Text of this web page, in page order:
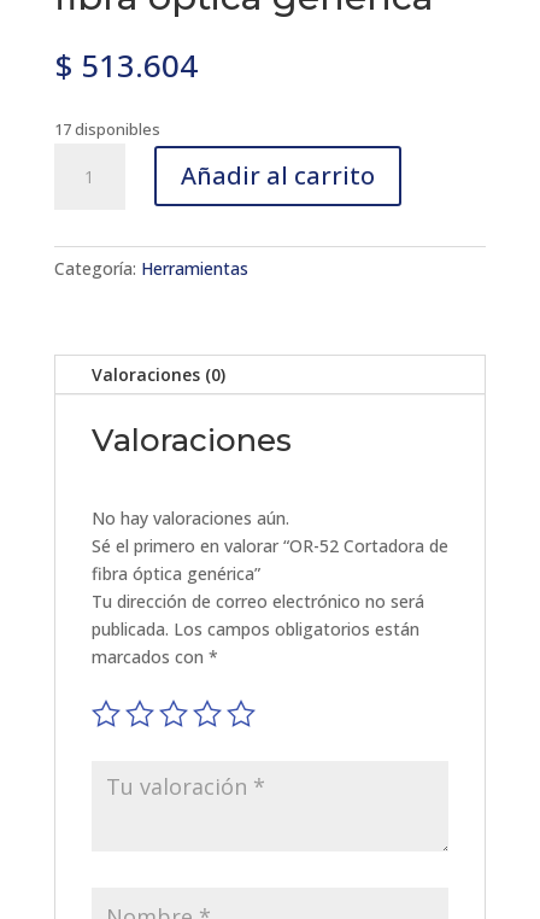
$ 513.604
17 disponibles
fibra
cantidad
Añadir al carrito
Categoría: Herramientas
Valoraciones (0)
Valoraciones
No hay valoraciones aún.
Sé el primero en valorar “OR-52 Cortadora de
fibra óptica genérica”
Tu dirección de correo electrónico no será
publicada. Los campos obligatorios están
marcados con *